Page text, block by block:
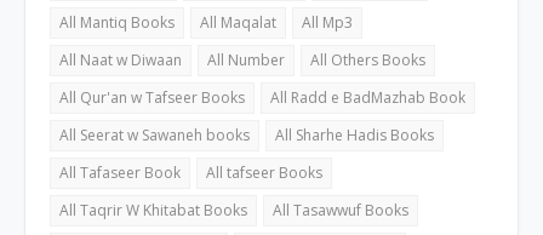
All Mantiq Books
All Maqalat
All Mp3
All Naat w Diwaan
All Number
All Others Books
All Qur'an w Tafseer Books
All Radd e BadMazhab Book
All Seerat w Sawaneh books
All Sharhe Hadis Books
All Tafaseer Book
All tafseer Books
All Taqrir W Khitabat Books
All Tasawwuf Books